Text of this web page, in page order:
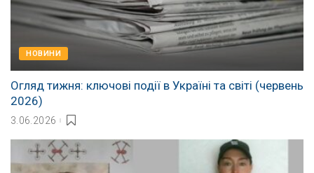
НОВИНИ
Огляд тижня: ключові події в Україні та світі (червень
2026)
3.06.2026